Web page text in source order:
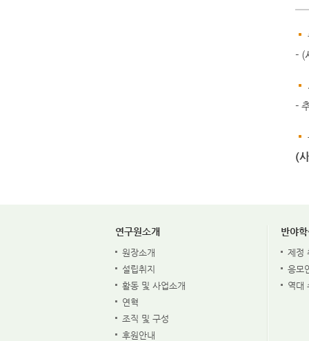
- (
-
(
연구원소개
원장소개
설립취지
활동 및 사업소개
연혁
조직 및 구성
후원안내
반야
제정
응모
역대